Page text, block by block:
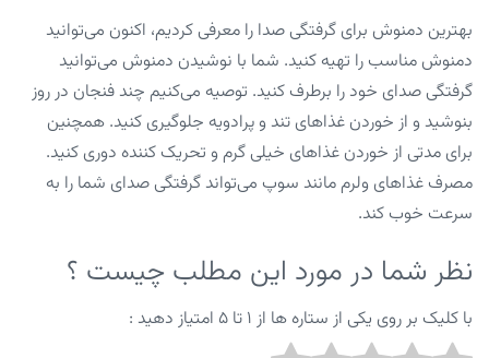
بهترین دمنوش برای گرفتگی صدا را معرفی کردیم، اکنون می‌توانید
دمنوش مناسب را تهیه کنید. شما با نوشیدن دمنوش می‌توانید
گرفتگی صدای خود را برطرف کنید. توصیه می‌کنیم چند فنجان در روز
بنوشید و از خوردن غذاهای تند و پرادویه جلوگیری کنید. همچنین
برای مدتی از خوردن غذاهای خیلی گرم و تحریک کننده دوری کنید.
مصرف غذاهای ولرم مانند سوپ می‌تواند گرفتگی صدای شما را به
سرعت خوب کند.
نظر شما در مورد این مطلب چیست ؟
با کلیک بر روی یکی از ستاره ها از ۱ تا ۵ امتیاز دهید :